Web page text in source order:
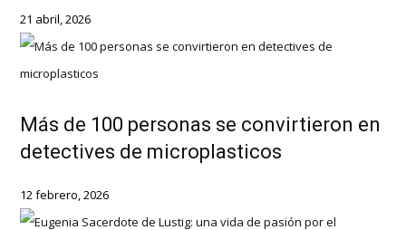
21 abril, 2026
Más de 100 personas se convirtieron en
detectives de microplasticos
12 febrero, 2026